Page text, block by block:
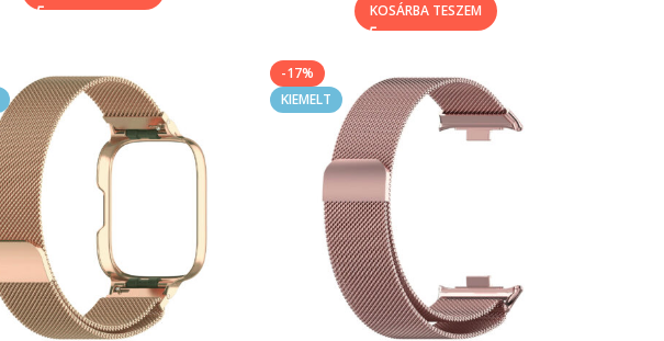
KOSÁRBA TESZEM
-17%
KIEMELT